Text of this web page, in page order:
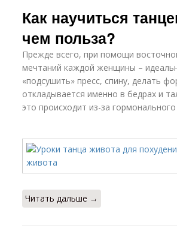
Как научиться
чем польза?
Прежде всего, при помощи
мечтаний каждой женщины –
«подсушить» пресс, спину, делать
откладывается именно в бедрах и
это происходит из-за
Читать дальше →